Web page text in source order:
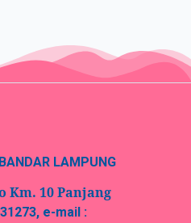
LAMPUNG
Km. 10 Panjang
e-mail :